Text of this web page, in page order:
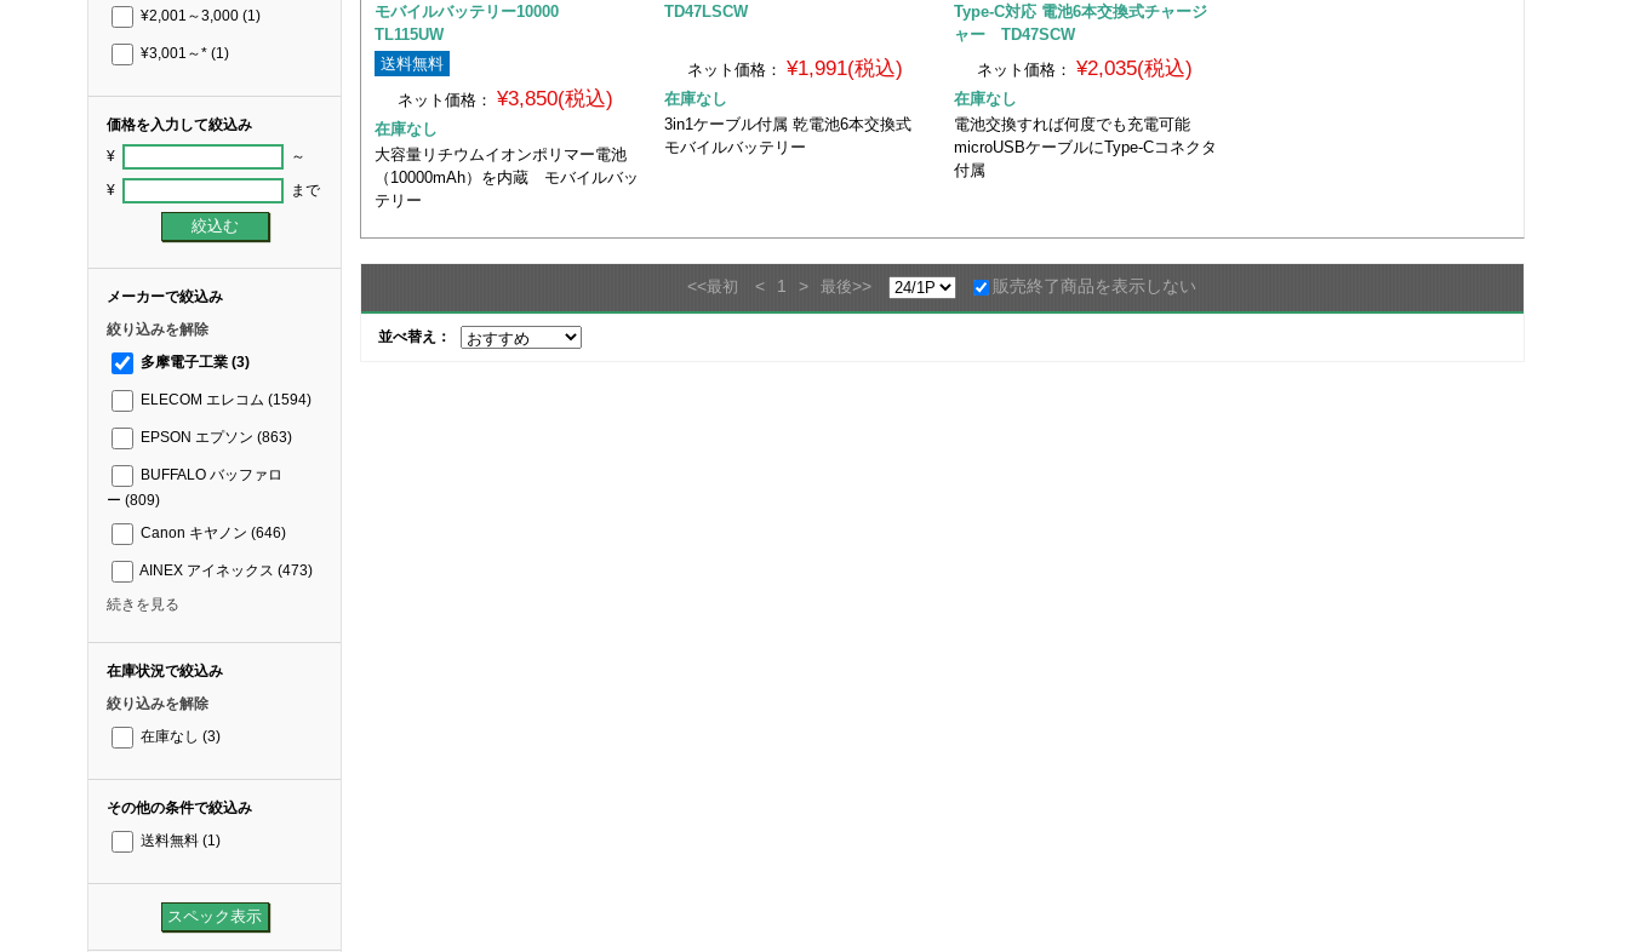
¥2,001～3,000 (1)
¥3,001～* (1)
価格を入力して絞込み
¥ ～
¥ まで
メーカーで絞込み
絞り込みを解除
多摩電子工業 (3)
ELECOM エレコム (1594)
EPSON エプソン (863)
BUFFALO バッファロ
ー (809)
Canon キヤノン (646)
AINEX アイネックス (473)
続きを見る
在庫状況で絞込み
絞り込みを解除
在庫なし (3)
その他の条件で絞込み
送料無料 (1)
モバイルバッテリー10000
TL115UW
送料無料
ネット価格： ¥3,850(税込)
在庫なし
大容量リチウムイオンポリマー電池
（10000mAh）を内蔵 モバイルバッ
テリー
TD47LSCW
ネット価格： ¥1,991(税込)
在庫なし
3in1ケーブル付属 乾電池6本交換式
モバイルバッテリー
Type-C対応 電池6本交換式チャージ
ャー TD47SCW
ネット価格：
¥2,035(税込)
在庫なし
電池交換すれば何度でも充電可能
microUSBケーブルにType-Cコネクタ
付属
<<最初 < 1 > 最後>> 販売終了商品を表示しない
並べ替え：